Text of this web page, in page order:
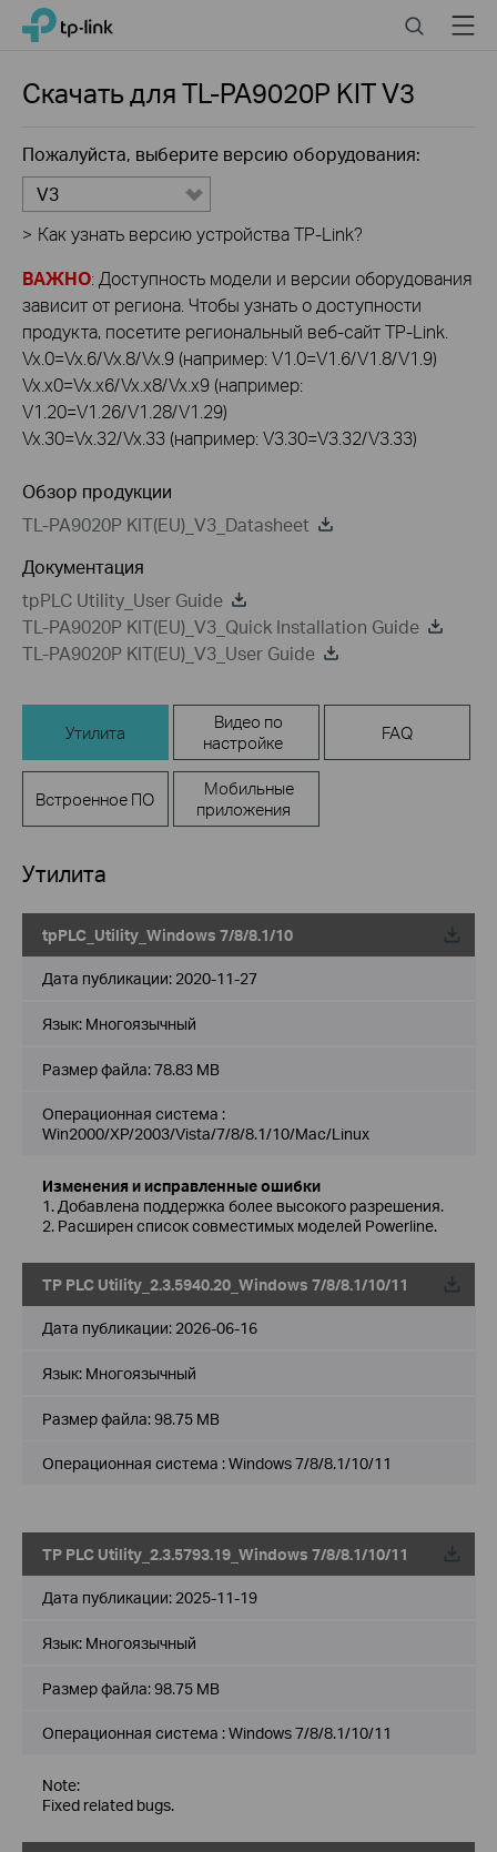
Click
navigation
TP-Link, Reliably Smart SearchMenu
Скачать дляTL-PA9020P KITV3
Пожалуйста, выберите версию оборудования:
V3
> Как узнать версию устройства TP-Link?
ВАЖНО: Доступность модели и версии оборудования
зависит от региона. Чтобы узнать о доступности
продукта, посетите региональный веб-сайт TP-Link.
Vx.0=Vx.6/Vx.8/Vx.9 (например: V1.0=V1.6/V1.8/V1.9)
Vx.x0=Vx.x6/Vx.x8/Vx.x9 (например:
V1.20=V1.26/V1.28/V1.29)
Vx.30=Vx.32/Vx.33 (например: V3.30=V3.32/V3.33)
Обзор продукции
TL-PA9020P KIT(EU)_V3_Datasheet
Документация
tpPLC Utility_User Guide
TL-PA9020P KIT(EU)_V3_Quick Installation Guide
TL-PA9020P KIT(EU)_V3_User Guide
Утилита
Видео по
настройке
FAQ
Встроенное ПО
Мобильные
приложения
Утилита
tpPLC_Utility_Windows 7/8/8.1/10
Дата публикации: 2020-11-27
Язык: Многоязычный
Размер файла:78.83 MB
Операционная система :
Win2000/XP/2003/Vista/7/8/8.1/10/Mac/Linux
Изменения и исправленные ошибки
1. Добавлена поддержка более высокого разрешения.
2. Расширен список совместимых моделей Powerline.
TP PLC Utility_2.3.5940.20_Windows 7/8/8.1/10/11
Дата публикации: 2026-06-16
Язык: Многоязычный
Размер файла:98.75 MB
Операционная система : Windows 7/8/8.1/10/11
TP PLC Utility_2.3.5793.19_Windows 7/8/8.1/10/11
Дата публикации: 2025-11-19
Язык: Многоязычный
Размер файла:98.75 MB
Операционная система : Windows 7/8/8.1/10/11
Note:
Fixed related bugs.